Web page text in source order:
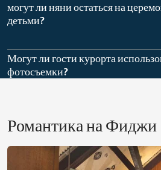
могут ли няни остаться на
детьми?
Могут ли гости курорта
фотосъемки?
Романтика на Фиджи